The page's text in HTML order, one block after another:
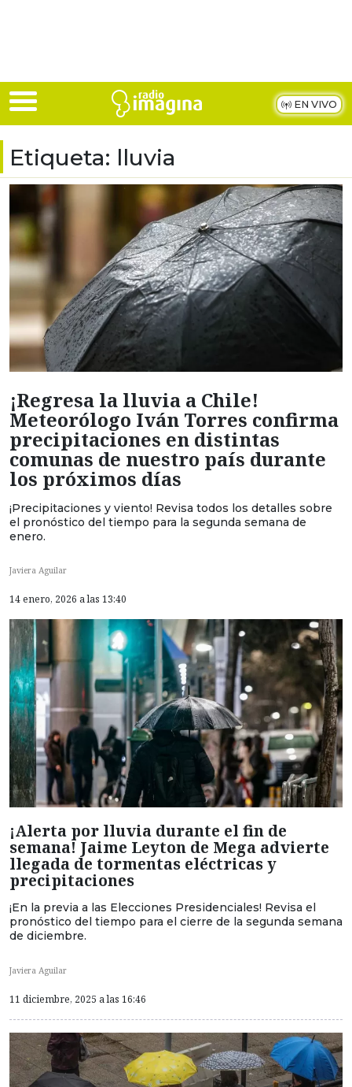
EN VIVO
Etiqueta: lluvia
¡Regresa la lluvia a Chile!
Meteorólogo Iván Torres confirma
precipitaciones en distintas
comunas de nuestro país durante
los próximos días
¡Precipitaciones y viento! Revisa todos los detalles sobre
el pronóstico del tiempo para la segunda semana de
enero.
Javiera Aguilar
14 enero, 2026 a las 13:40
¡Alerta por lluvia durante el fin de
semana! Jaime Leyton de Mega advierte
llegada de tormentas eléctricas y
precipitaciones
¡En la previa a las Elecciones Presidenciales! Revisa el
pronóstico del tiempo para el cierre de la segunda semana
de diciembre.
Javiera Aguilar
11 diciembre, 2025 a las 16:46